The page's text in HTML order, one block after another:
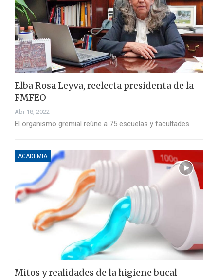
Elba Rosa Leyva, reelecta presidenta de la
FMFEO
Abr 18, 2022
El organismo gremial reúne a 75 escuelas y facultades
ACADEMIA
Mitos y realidades de la higiene bucal